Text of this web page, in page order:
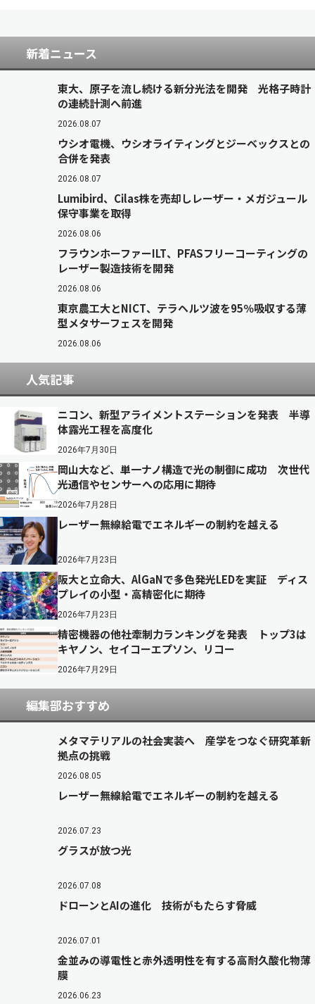
新着ニュース
東大、原子を流し続ける新分光法を開発 光格子時計
の連続計測へ前進
2026.08.07
ウシオ電機、ウシオライティングとジーベックスとの
合併を発表
2026.08.07
Lumibird、Cilas株を売却しレーザー・メガジュール
保守事業を取得
2026.08.06
フラウンホーファーILT、PFASフリーコーティングの
レーザー製造技術を開発
2026.08.06
東京農工大とNICT、テラヘルツ波を95％吸収する薄
型メタサーフェスを開発
2026.08.06
人気記事
ニコン、新型アライメントステーションを発表 半導
体露光工程を高度化
2026年7月30日
岡山大など、単一ナノ構造で光の制御に成功 次世代
光通信やセンサーへの応用に期待
2026年7月28日
レーザー無線給電でエネルギーの制約を越える
2026年7月23日
阪大と立命大、AlGaNで多色発光LEDを実証 ディス
プレイの小型・高精密化に期待
2026年7月23日
精密機器の他社牽制力ランキングを発表 トップ3は
キヤノン、セイコーエプソン、リコー
2026年7月29日
編集部おすすめ
メタマテリアルの社会実装へ 産学をつなぐ研究革新
拠点の挑戦
2026.08.05
レーザー無線給電でエネルギーの制約を越える
2026.07.23
グラスが放つ光
2026.07.08
ドローンとAIの進化 技術がもたらす脅威
2026.07.01
金並みの導電性と赤外透明性を有する高耐久酸化物薄
膜
2026.06.23